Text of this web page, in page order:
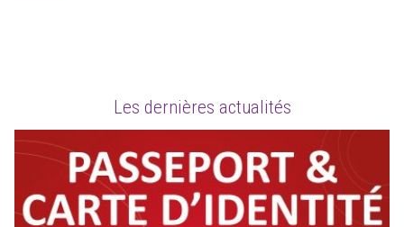
Les dernières actualités